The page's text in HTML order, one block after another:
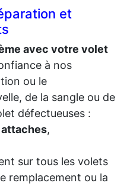
et
avec votre volet
à nos
ou le
de la sangle ou de
défectueuses :
attaches,
sur tous les volets
remplacement ou la